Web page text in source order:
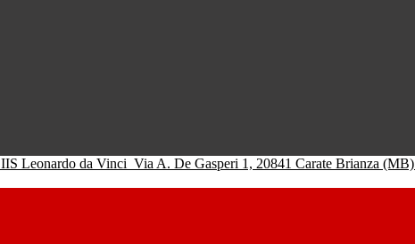
IIS Leonardo da Vinci Via A. De Gasperi 1, 20841 Carate Brianza (MB)